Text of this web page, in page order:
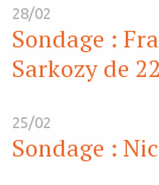
28/02
Sondage :
Sarkozy de
25/02
Sondage :